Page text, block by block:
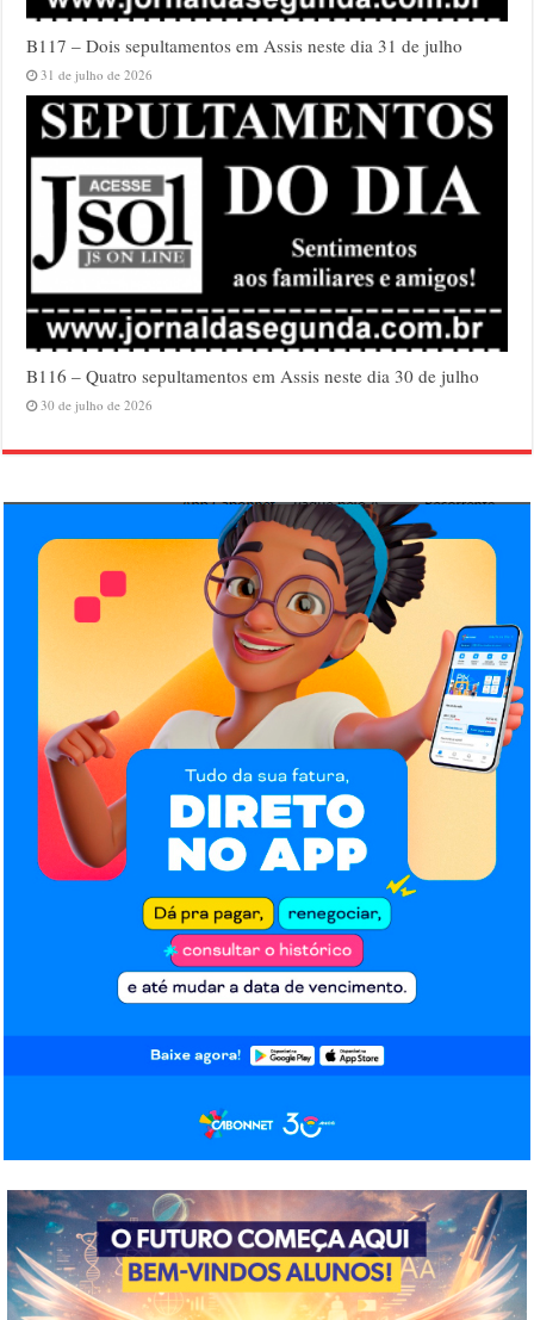
B117 – Dois sepultamentos em Assis neste dia 31 de julho
31 de julho de 2026
B116 – Quatro sepultamentos em Assis neste dia 30 de julho
30 de julho de 2026